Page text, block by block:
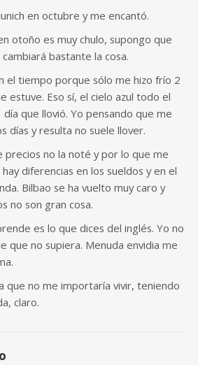
en octubre y me encantó.
otoño es muy chulo, supongo que
bastante la cosa.
el tiempo porque sólo me hizo frío 2
estuve. Eso sí, el cielo azul todo el
que llovió. Yo pensando que me
días y resulta no suele llover.
precios no la noté y por lo que me
diferencias en los sueldos y en el
Bilbao se ha vuelto muy caro y
no son gran cosa.
es lo que dices del inglés. Yo no
que no supiera. Menuda envidia me
que no me importaría vivir, teniendo
claro.